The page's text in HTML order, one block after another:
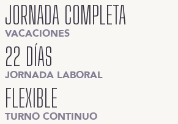
JORNADA COMPLETA
VACACIONES
22 DÍAS
JORNADA LABORAL
FLEXIBLE
TURNO CONTINUO